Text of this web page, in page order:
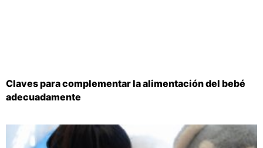
Claves para complementar la alimentación del bebé
adecuadamente